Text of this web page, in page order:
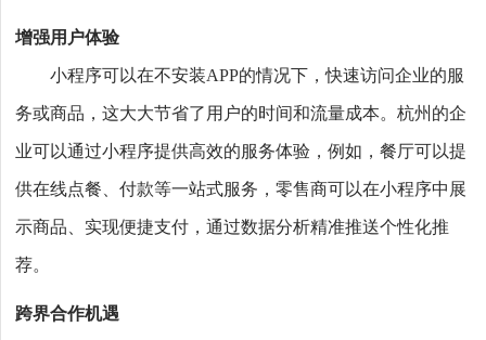
增强用户体验
小程序可以在不安装APP的情况下，快速访问企业的服
务或商品，这大大节省了用户的时间和流量成本。杭州的企
业可以通过小程序提供高效的服务体验，例如，餐厅可以提
供在线点餐、付款等一站式服务，零售商可以在小程序中展
示商品、实现便捷支付，通过数据分析精准推送个性化推
荐。
跨界合作机遇